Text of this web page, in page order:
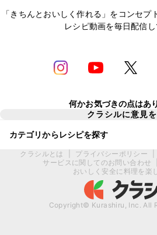
「きちんとおいしく作れる」をコンセ
レシピ動画を毎日配信し
何かお気づきの点はあ
クラシルに意見
カテゴリからレシピを探す
クラシルとは プライバシーポリシー
サービスに関してのお問い合わせ
おいしく安全に料理を楽
Copyright© Kurashiru, Inc. All